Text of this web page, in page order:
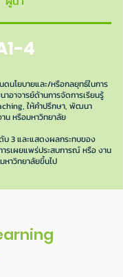
4
ดนโยบายและ/หรือกลยุทธ์ในการ
อาจารย์ด้านการจัดการเรียนรู้
ให้คำปรึกษา, พัฒนา
น หรือมหาวิทยาลัย
บ 3 และแสดงผลกระทบของ
รเผยแพร่ประสบการณ์ หรือ งาน
หาวิทยาลัยขึ้นไป